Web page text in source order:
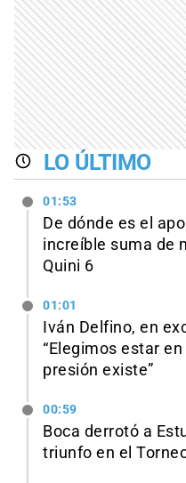
LO ÚLTIMO
01:53
De dónde es el
increíble suma de
Quini 6
01:01
Iván Delfino, en
“Elegimos estar
presión existe”
00:59
Boca derrotó a
triunfo en el